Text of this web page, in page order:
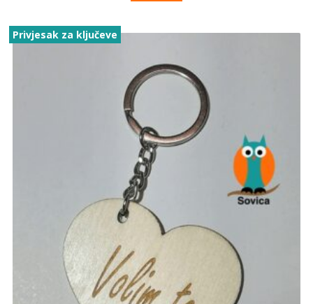
Privjesak za ključeve